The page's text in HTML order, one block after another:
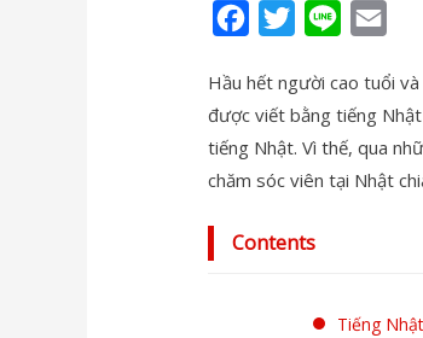
c
e
b
o
T
i
t
t
r
n
e
a
i
Hầu hết người cao tuổi
được viết bằng tiếng
tiếng Nhật. Vì thế, qua
chăm sóc viên tại Nhật
Contents
Tiếng